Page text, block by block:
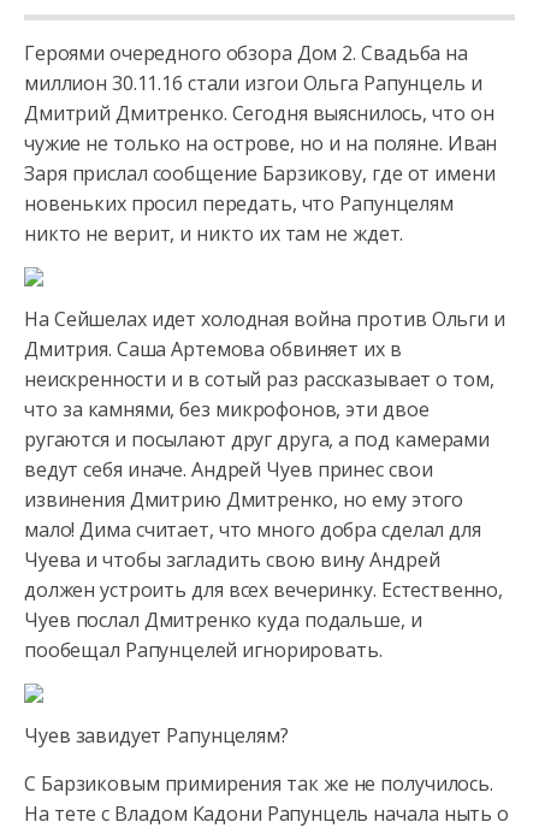
Героями очередного обзора Дом 2. Свадьба на
миллион 30.11.16 стали изгои Ольга Рапунцель и
Дмитрий Дмитренко. Сегодня выяснилось, что он
чужие не только на острове, но и на поляне. Иван
Заря прислал сообщение Барзикову, где от имени
новеньких просил передать, что Рапунцелям
никто не верит, и никто их там не ждет.
На Сейшелах идет холодная война против Ольги и
Дмитрия. Саша Артемова обвиняет их в
неискренности и в сотый раз рассказывает о том,
что за камнями, без микрофонов, эти двое
ругаются и посылают друг друга, а под камерами
ведут себя иначе. Андрей Чуев принес свои
извинения Дмитрию Дмитренко, но ему этого
мало! Дима считает, что много добра сделал для
Чуева и чтобы загладить свою вину Андрей
должен устроить для всех вечеринку. Естественно,
Чуев послал Дмитренко куда подальше, и
пообещал Рапунцелей игнорировать.
Чуев завидует Рапунцелям?
С Барзиковым примирения так же не получилось.
На тете с Владом Кадони Рапунцель начала ныть о